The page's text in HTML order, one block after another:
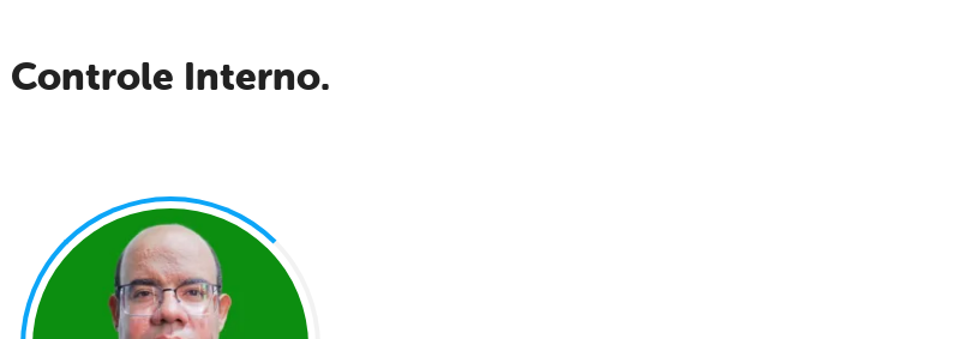
Controle Interno.